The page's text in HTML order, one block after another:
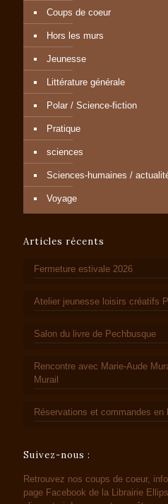
Coups de coeur
Hors les murs
Jeunesse
Littérature générale
Polar / Science-fiction
Pratique
sciences
Sciences-humaines /
Voyage
Articles récents
Fermeture estivale 2026
Atelier jeunesse loisirs créatifs
Salon du livre de Pechbusque
Rencontre avec Marie-Aude
Murail
Réservations et commandes en
Suivez-nous :
Retrouvez nos coups de coeur,
page Facebook de la Librairie